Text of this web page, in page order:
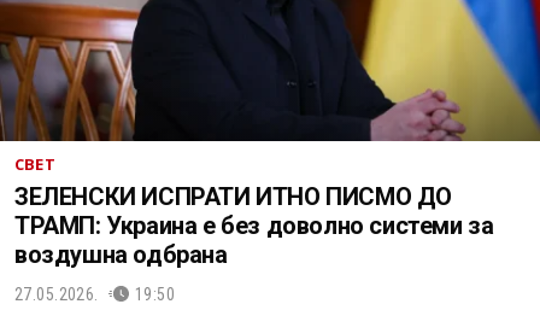
СВЕТ
ЗЕЛЕНСКИ ИСПРАТИ ИТНО ПИСМО ДО
ТРАМП: Украина е без доволно системи за
воздушна одбрана
27.05.2026. 19:50